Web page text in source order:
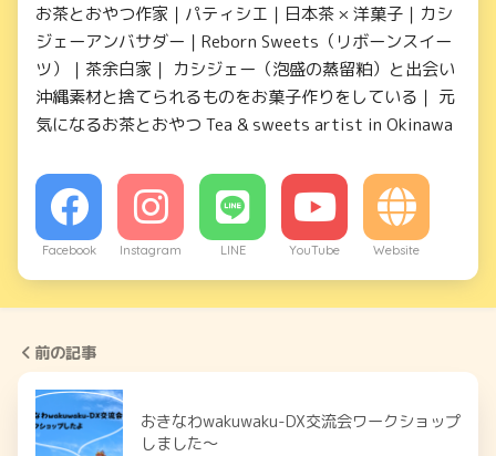
お茶とおやつ作家｜パティシエ｜日本茶 × 洋菓子｜カシ
ジェーアンバサダー｜Reborn Sweets（リボーンスイー
ツ）｜茶余白家｜ カシジェー（泡盛の蒸留粕）と出会い
沖縄素材と捨てられるものをお菓子作りをしている｜ 元
気になるお茶とおやつ Tea & sweets artist in Okinawa
Facebook Instagram LINE YouTube Website
前の記事
おきなわwakuwaku-DX交流会ワークショップ
しました〜